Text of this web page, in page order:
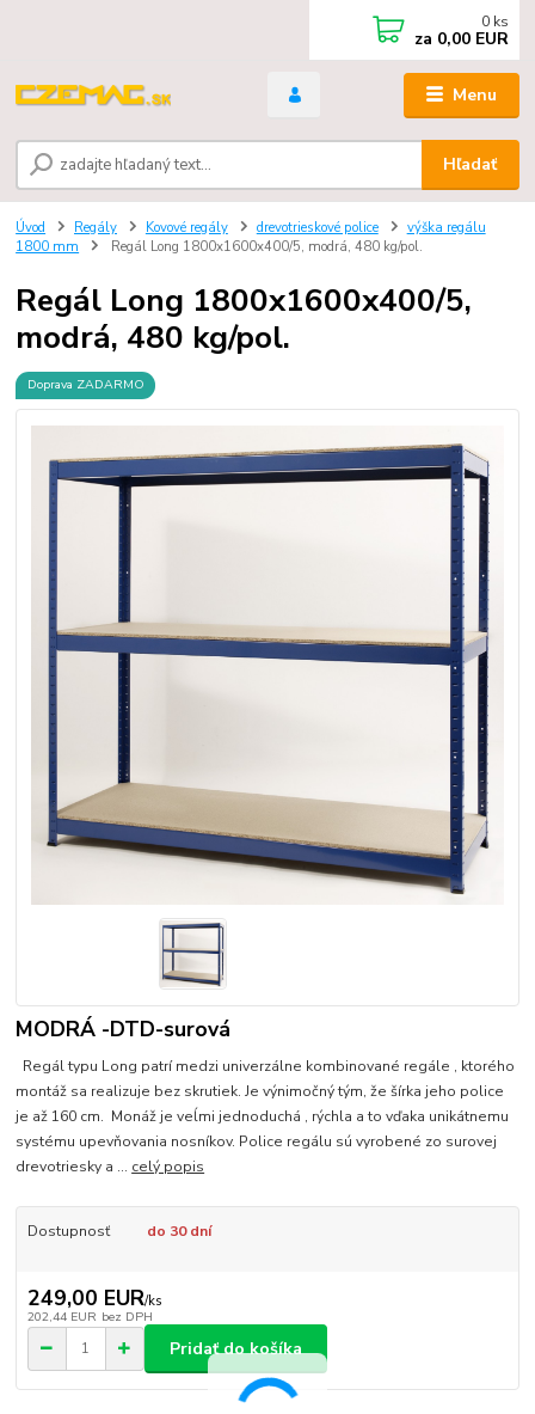
Menu
Hľadať
0 ks
za 0,00 EUR
Úvod Regály Kovové regály drevotrieskové police
výška regálu
1800 mm
Regál Long 1800x1600x400/5, modrá, 480 kg/pol.
Regál Long 1800x1600x400/5,
modrá, 480 kg/pol.
Doprava ZADARMO
MODRÁ -DTD-surová
Regál typu Long patrí medzi univerzálne kombinované regále , ktorého
montáž sa realizuje bez skrutiek. Je výnimočný tým, že šírka jeho police
je až 160 cm. Monáž je veĺmi jednoduchá , rýchla a to vďaka unikátnemu
systému upevňovania nosníkov. Police regálu sú vyrobené zo surovej
drevotriesky a ... celý popis
Dostupnosť do 30 dní
249,00 EUR/ks
202,44 EUR bez DPH
Pridať do košíka